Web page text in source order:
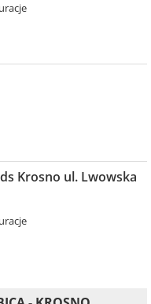
Krosno ul. Lwowska